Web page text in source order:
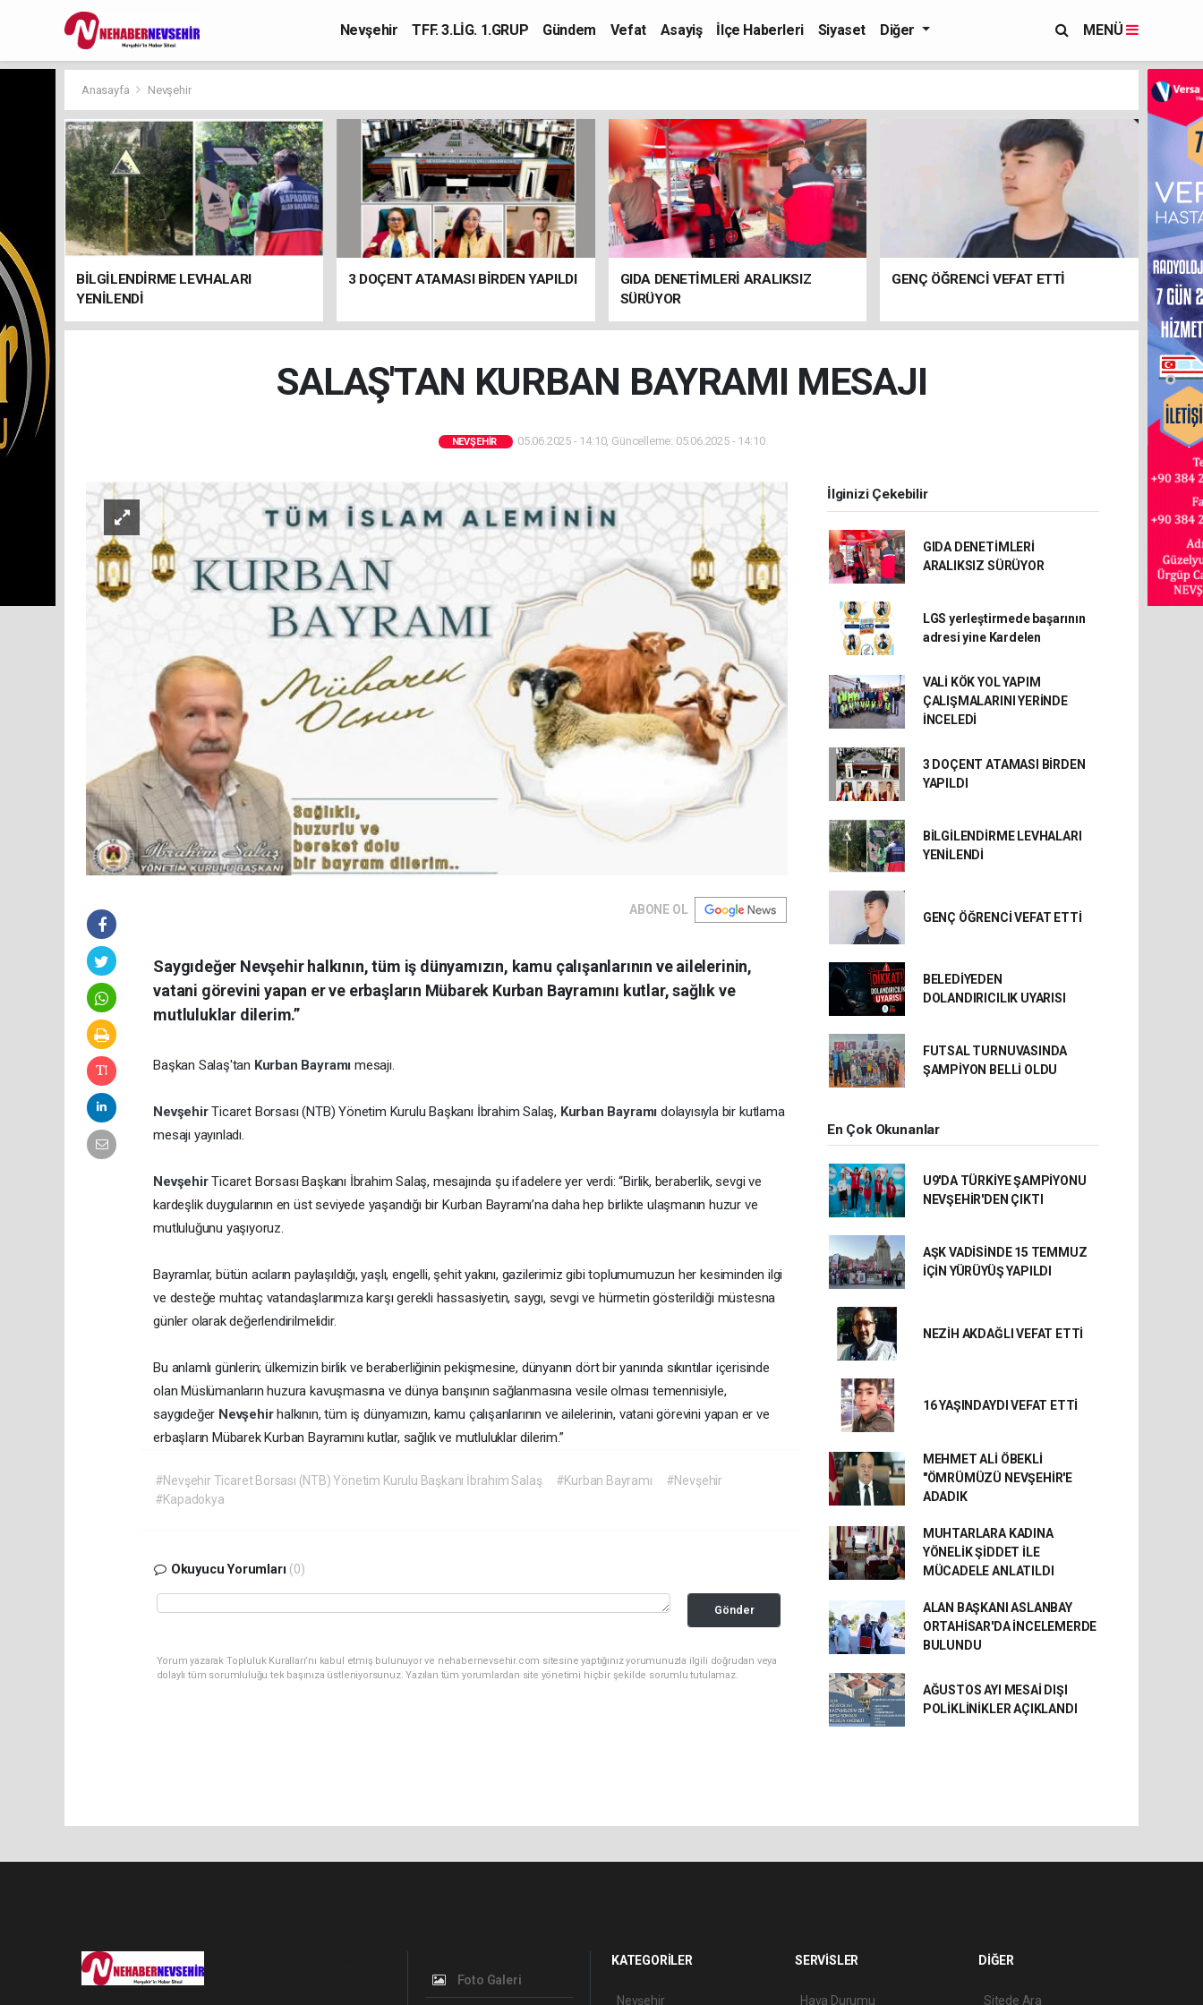
Nevşehir TFF. 3.LİG. 1.GRUP Gündem Vefat Asayiş İlçe Haberleri Siyaset Diğer MENÜ
Anasayfa Nevşehir
BİLGİLENDİRME LEVHALARI
YENİLENDİ
3 DOÇENT ATAMASI BİRDEN YAPILDI
GIDA DENETİMLERİ ARALIKSIZ
SÜRÜYOR
GENÇ ÖĞRENCİ VEFAT ETTİ
SALAŞ'TAN KURBAN BAYRAMI MESAJI
NEVŞEHIR 05.06.2025 - 14:10, Güncelleme: 05.06.2025 - 14:10
ABONE OL
Saygıdeğer Nevşehir halkının, tüm iş dünyamızın, kamu çalışanlarının ve ailelerinin,
vatani görevini yapan er ve erbaşların Mübarek Kurban Bayramını kutlar, sağlık ve
mutluluklar dilerim.”
Başkan Salaş'tan Kurban Bayramı mesajı.
NevşehirTicaret Borsası (NTB) Yönetim Kurulu Başkanı İbrahim Salaş, Kurban Bayramı dolayısıyla bir kutlama
mesajı yayınladı.
NevşehirTicaret Borsası Başkanı İbrahim Salaş, mesajında şu ifadelere yer verdi: “Birlik, beraberlik, sevgi ve
kardeşlik duygularının en üst seviyede yaşandığı bir Kurban Bayramı’na daha hep birlikte ulaşmanın huzur ve
mutluluğunu yaşıyoruz.
Bayramlar, bütün acıların paylaşıldığı, yaşlı, engelli, şehit yakını, gazilerimiz gibi toplumumuzun her kesiminden ilgi
ve desteğe muhtaç vatandaşlarımıza karşı gerekli hassasiyetin, saygı, sevgi ve hürmetin gösterildiği müstesna
günler olarak değerlendirilmelidir.
Bu anlamlı günlerin; ülkemizin birlik ve beraberliğinin pekişmesine, dünyanın dört bir yanında sıkıntılar içerisinde
olan Müslümanların huzura kavuşmasına ve dünya barışının sağlanmasına vesile olması temennisiyle,
saygıdeğer Nevşehir halkının, tüm iş dünyamızın, kamu çalışanlarının ve ailelerinin, vatani görevini yapan er ve
erbaşların Mübarek Kurban Bayramını kutlar, sağlık ve mutluluklar dilerim.”
#Nevşehir Ticaret Borsası (NTB) Yönetim Kurulu Başkanı İbrahim Salaş #Kurban Bayramı
#Nevşehir
#Kapadokya
Okuyucu Yorumları (0)
Gönder
Yorum yazarak Topluluk Kuralları’nı kabul etmiş bulunuyor ve nehabernevsehir.com sitesine yaptığınız yorumunuzla ilgili doğrudan veya
dolaylı tüm sorumluluğu tek başınıza üstleniyorsunuz. Yazılan tüm yorumlardan site yönetimi hiçbir şekilde sorumlu tutulamaz.
İlginizi Çekebilir
GIDA DENETİMLERİ
ARALIKSIZ SÜRÜYOR
LGS yerleştirmede başarının
adresi yine Kardelen
VALİ KÖK YOL YAPIM
ÇALIŞMALARINI YERİNDE
İNCELEDİ
3 DOÇENT ATAMASI BİRDEN
YAPILDI
BİLGİLENDİRME LEVHALARI
YENİLENDİ
GENÇ ÖĞRENCİ VEFAT ETTİ
BELEDİYEDEN
DOLANDIRICILIK UYARISI
FUTSAL TURNUVASINDA
ŞAMPİYON BELLİ OLDU
En Çok Okunanlar
U9'DA TÜRKİYE ŞAMPİYONU
NEVŞEHİR'DEN ÇIKTI
AŞK VADİSİNDE 15 TEMMUZ
İÇİN YÜRÜYÜŞ YAPILDI
NEZİH AKDAĞLI VEFAT ETTİ
16 YAŞINDAYDI VEFAT ETTİ
MEHMET ALİ ÖBEKLİ
"ÖMRÜMÜZÜ NEVŞEHİR'E
ADADIK
MUHTARLARA KADINA
YÖNELİK ŞİDDET İLE
MÜCADELE ANLATILDI
ALAN BAŞKANI ASLANBAY
ORTAHİSAR'DA İNCELEMERDE
BULUNDU
AĞUSTOS AYI MESAİ DIŞI
POLİKLİNİKLER AÇIKLANDI
Foto Galeri
KATEGORİLER
Nevşehir
SERVİSLER
Hava Durumu
DİĞER
Sitede Ara